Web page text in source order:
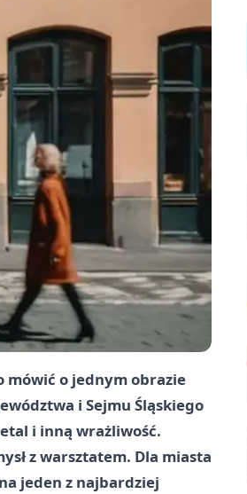
mówić o jednym obrazie
i Sejmu Śląskiego
i inną wrażliwość.
z warsztatem. Dla miasta
jeden z najbardziej